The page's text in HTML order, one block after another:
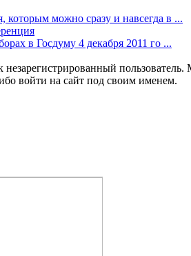
которым можно сразу и навсегда в ...
в Госдуму 4 декабря 2011 го ...
войти на сайт под своим именем.